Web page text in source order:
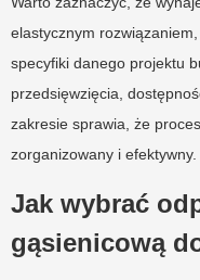
elastycznym
specyfiki danego projektu
przedsięwzięcia,
zakresie sprawia, że
zorganizowany i efektywny.
Jak wybrać
gąsienicową